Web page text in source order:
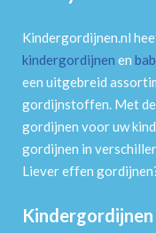
Kindergordijnen.nl
kindergordijnen en
een uitgebreid
gordijnstoffen. Met
gordijnen voor uw
gordijnen in
Liever effen